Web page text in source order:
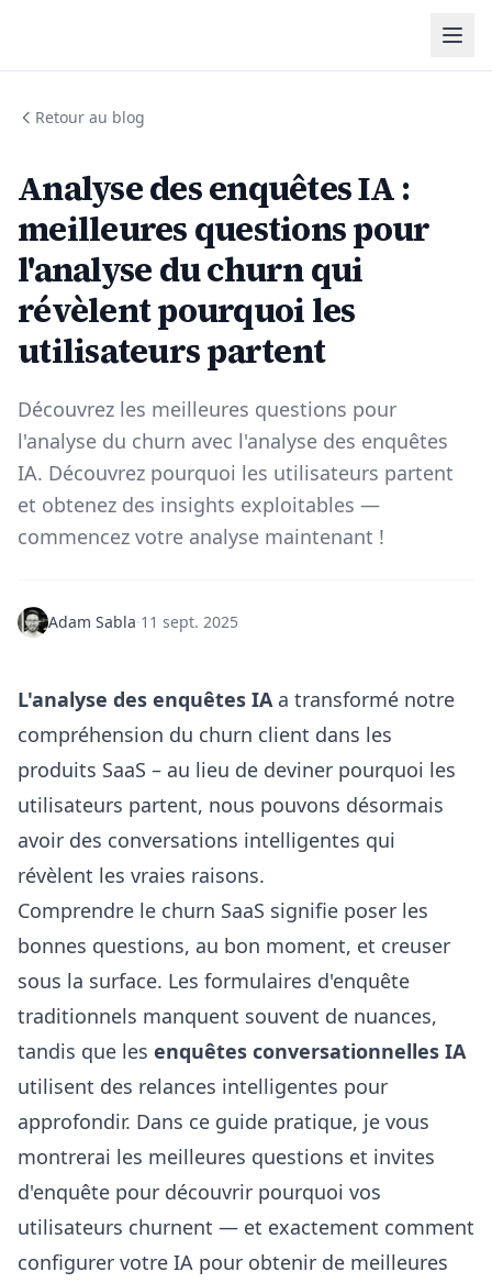
Retour au blog
Analyse des enquêtes IA :
meilleures questions pour
l'analyse du churn qui
révèlent pourquoi les
utilisateurs partent
Découvrez les meilleures questions pour
l'analyse du churn avec l'analyse des enquêtes
IA. Découvrez pourquoi les utilisateurs partent
et obtenez des insights exploitables —
commencez votre analyse maintenant !
Adam Sabla·11 sept. 2025
L'analyse des enquêtes IAa transformé notre
compréhension du churn client dans les
produits SaaS – au lieu de deviner pourquoi les
utilisateurs partent, nous pouvons désormais
avoir des conversations intelligentes qui
révèlent les vraies raisons.
Comprendre le churn SaaS signifie poser les
bonnes questions, au bon moment, et creuser
sous la surface. Les formulaires d'enquête
traditionnels manquent souvent de nuances,
tandis que les enquêtes conversationnelles IA
utilisent des relances intelligentes pour
approfondir. Dans ce guide pratique, je vous
montrerai les meilleures questions et invites
d'enquête pour découvrir pourquoi vos
utilisateurs churnent — et exactement comment
configurer votre IA pour obtenir de meilleures